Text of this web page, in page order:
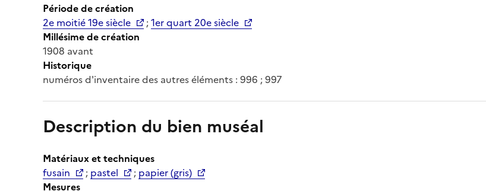
Période de création
2e moitié 19e siècle
;1er quart 20e siècle
Millésime de création
1908 avant
Historique
numéros d'inventaire des autres éléments : 996 ; 997
Description du bien muséal
Matériaux et techniques
fusain
; pastel ; papier (gris)
Mesures